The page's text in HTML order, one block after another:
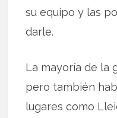
su equipo y las
darle.
La mayoría de la
pero también
lugares como